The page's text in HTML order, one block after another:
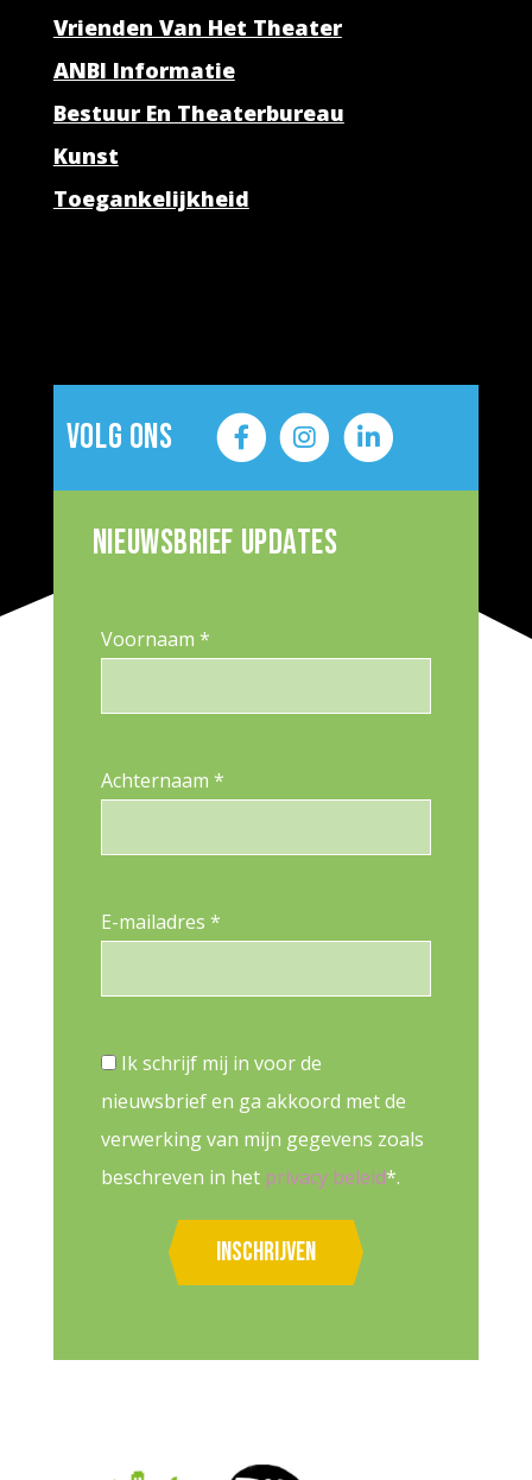
Vrienden Van Het Theater
ANBI Informatie
Bestuur En Theaterbureau
Kunst
Toegankelijkheid
Nieuwsbrief updates
Volg ons
Voornaam *
Achternaam *
E-mailadres *
Ik schrijf mij in voor de
nieuwsbrief en ga akkoord met de
verwerking van mijn gegevens zoals
beschreven in het privacy beleid*.
Inschrijven